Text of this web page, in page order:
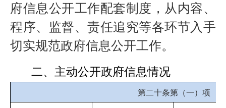
府信息公开工作配套制度，从内容、
程序、监督、责任追究等各环节入手
切实规范政府信息公开工作。
二、主动公开政府信息情况
第二十条第（一）项